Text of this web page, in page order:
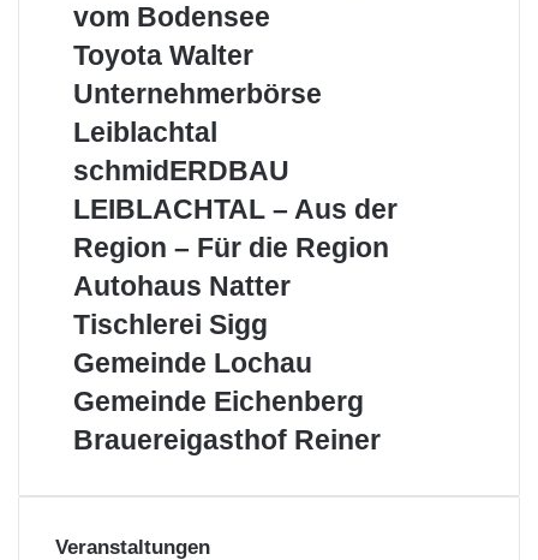
Delikatessen
vom
Bodensee
vom Bodensee
Toyota
Walter
Toyota Walter
Unternehmerbörse
Unternehmerbörse
Leiblachtal
schmidERDBAU
–
Aus
Region
–
Für
die
Region
schmidERDBAU
LEIBLACHTAL – Aus der
Region – Für die Region
Autohaus
Autohaus Natter
Tischlerei
Tischlerei Sigg
Gemeinde
Gemeinde Lochau
Gemeinde
Gemeinde Eichenberg
Brauereigasthof
Brauereigasthof Reiner
Veranstaltungen